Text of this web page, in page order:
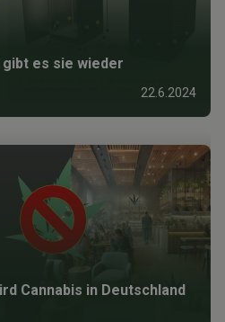
es sie wieder
22.6.2024
Cannabis in Deutschland